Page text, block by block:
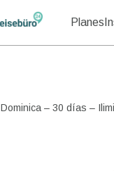
Planes
Dominica – 30 días –